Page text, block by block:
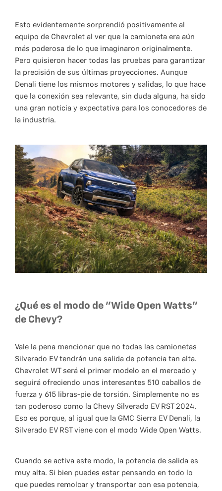
Esto evidentemente sorprendió positivamente al
equipo de Chevrolet al ver que la camioneta era aún
más poderosa de lo que imaginaron originalmente.
Pero quisieron hacer todas las pruebas para garantizar
la precisión de sus últimas proyecciones. Aunque
Denali tiene los mismos motores y salidas, lo que hace
que la conexión sea relevante, sin duda alguna, ha sido
una gran noticia y expectativa para los conocedores de
la industria.
¿Qué es el modo de "Wide Open Watts"
de Chevy?
Vale la pena mencionar que no todas las camionetas
Silverado EV tendrán una salida de potencia tan alta.
Chevrolet WT será el primer modelo en el mercado y
seguirá ofreciendo unos interesantes 510 caballos de
fuerza y ​​615 libras-pie de torsión. Simplemente no es
tan poderoso como la Chevy Silverado EV RST 2024.
Eso es porque, al igual que la GMC Sierra EV Denali, la
Silverado EV RST viene con el modo Wide Open Watts.
Cuando se activa este modo, la potencia de salida es
muy alta. Si bien puedes estar pensando en todo lo
que puedes remolcar y transportar con esa potencia,